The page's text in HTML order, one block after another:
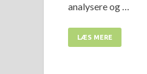
analysere og …
LÆS MERE